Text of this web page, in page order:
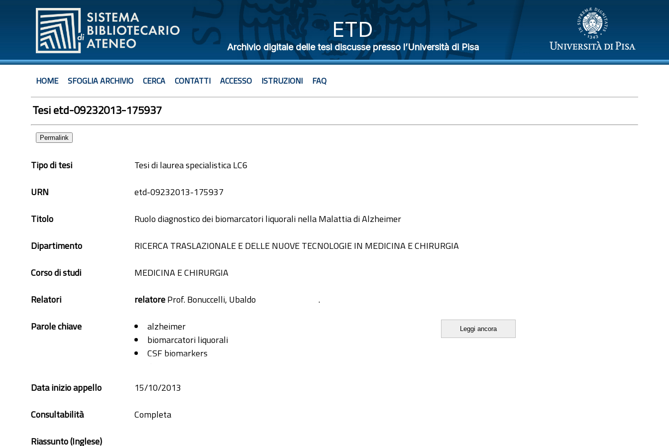
ETD
Archivio digitale delle tesi discusse presso l’Università di Pisa
HOME SFOGLIA ARCHIVIO CERCA CONTATTI ACCESSO ISTRUZIONI FAQ
Tesi etd-09232013-175937
Permalink
Tipo di tesi
Tesi di laurea specialistica LC6
URN
etd-09232013-175937
Titolo
Ruolo diagnostico dei biomarcatori liquorali nella Malattia di Alzheimer
Dipartimento
RICERCA TRASLAZIONALE E DELLE NUOVE TECNOLOGIE IN MEDICINA E CHIRURGIA
Corso di studi
MEDICINA E CHIRURGIA
Relatori
.
relatoreProf. Bonuccelli, Ubaldo
Parole chiave
alzheimer
biomarcatori liquorali
CSF biomarkers
Leggi ancora
Data inizio appello
15/10/2013
Consultabilità
Completa
Riassunto (Inglese)